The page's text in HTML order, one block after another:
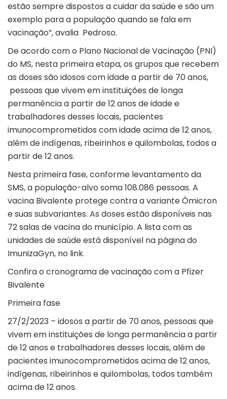
estão sempre dispostos a cuidar da saúde e são um
exemplo para a população quando se fala em
vacinação”, avalia Pedroso.
De acordo com o Plano Nacional de Vacinação (PNI)
do MS, nesta primeira etapa, os grupos que recebem
as doses são idosos com idade a partir de 70 anos,
pessoas que vivem em instituições de longa
permanência a partir de 12 anos de idade e
trabalhadores desses locais, pacientes
imunocomprometidos com idade acima de 12 anos,
além de indígenas, ribeirinhos e quilombolas, todos a
partir de 12 anos.
Nesta primeira fase, conforme levantamento da
SMS, a população-alvo soma 108.086 pessoas. A
vacina Bivalente protege contra a variante Ômicron
e suas subvariantes. As doses estão disponíveis nas
72 salas de vacina do município. A lista com as
unidades de saúde está disponível na página do
ImunizaGyn, no link.
Confira o cronograma de vacinação com a Pfizer
Bivalente
Primeira fase
27/2/2023 – idosos a partir de 70 anos, pessoas que
vivem em instituições de longa permanência a partir
de 12 anos e trabalhadores desses locais, além de
pacientes imunocomprometidos acima de 12 anos,
indígenas, ribeirinhos e quilombolas, todos também
acima de 12 anos.